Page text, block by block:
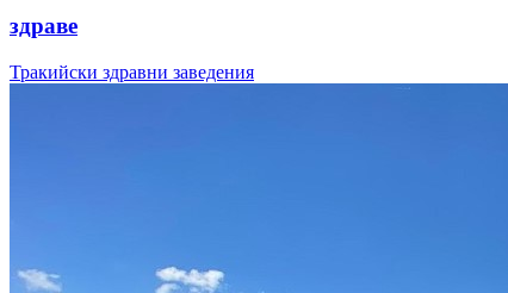
здраве
Тракийски здравни заведения